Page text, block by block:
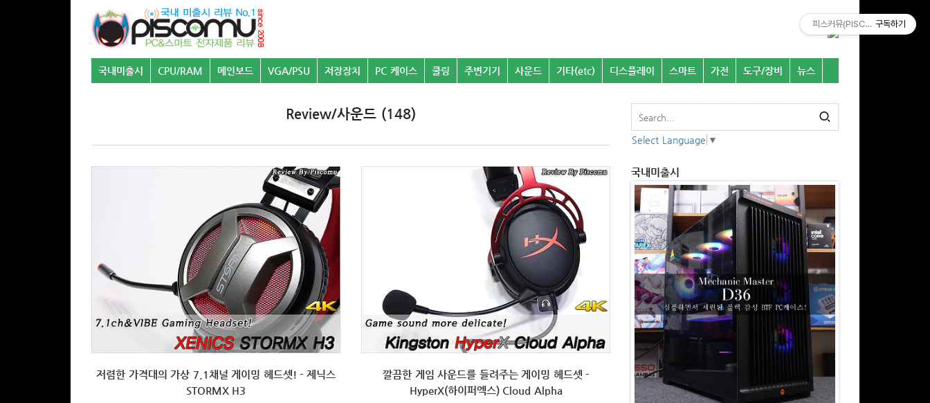
국내미출시 CPU/RAM 메인보드 VGA/PSU 저장장치 PC 케이스 쿨링 주변기기 사운드 기타(etc) 디스플레이 스마트 가전 도구/장비 뉴스
Review/사운드 (148)
저렴한 가격대의 가상 7.1채널 게이밍 헤드셋! - 제닉스
STORMX H3
깔끔한 게임 사운드를 들려주는 게이밍 헤드셋 -
HyperX(하이퍼엑스) Cloud Alpha
Select Language ▼
국내미출시
피스커뮤(PISCOMU)구독하기